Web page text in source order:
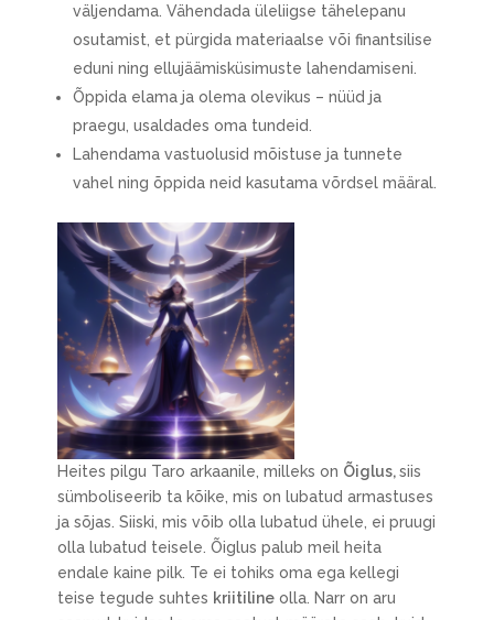
väljendama. Vähendada üleliigse tähelepanu
osutamist, et pürgida materiaalse või finantsilise
eduni ning ellujäämisküsimuste lahendamiseni.
Õppida elama ja olema olevikus – nüüd ja
praegu, usaldades oma tundeid.
Lahendama vastuolusid mõistuse ja tunnete
vahel ning õppida neid kasutama võrdsel määral.
Heites pilgu Taro arkaanile, milleks on Õiglus,siis
sümboliseerib ta kõike, mis on lubatud armastuses
ja sõjas. Siiski, mis võib olla lubatud ühele, ei pruugi
olla lubatud teisele. Õiglus palub meil heita
endale kaine pilk. Te ei tohiks oma ega kellegi
teise tegude suhtes kriitilineolla. Narr on aru